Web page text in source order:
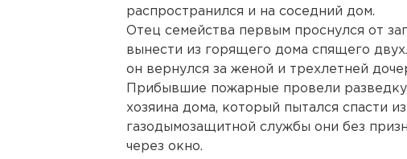
распространился и на соседний дом.
Отец семейства первым проснулся от
вынести из горящего дома спящего
он вернулся за женой и трехлетней
Прибывшие пожарные провели
хозяина дома, который пытался спасти
газодымозащитной службы они без
через окно.